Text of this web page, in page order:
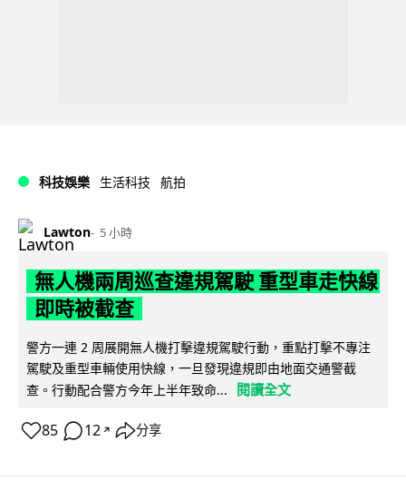
科技娛樂 生活科技 航拍
Lawton 5 小時
無人機兩周巡查違規駕駛 重型車走快線
即時被截查
警方一連 2 周展開無人機打擊違規駕駛行動，重點打擊不專注
駕駛及重型車輛使用快線，一旦發現違規即由地面交通警截
查。行動配合警方今年上半年致命...
閱讀全文
85 12 ↗ 分享